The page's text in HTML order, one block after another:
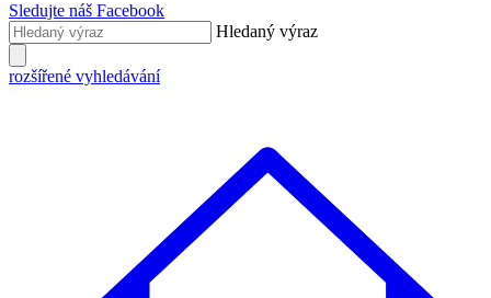
Sledujte náš Facebook
Hledaný výraz
rozšířené vyhledávání